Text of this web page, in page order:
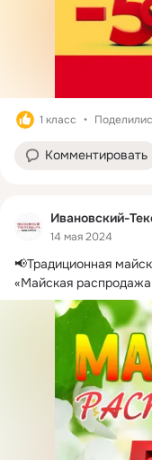
1 класс
Комментировать
Ивановский-
14 мая 2024
📢Традиционная
«Майская